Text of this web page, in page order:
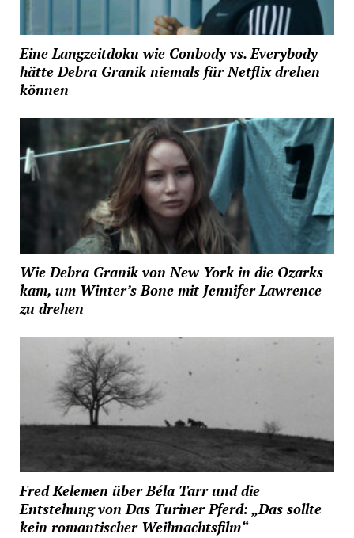
Eine Langzeitdoku wie Conbody vs. Everybody
hätte Debra Granik niemals für Netflix drehen
können
Wie Debra Granik von New York in die Ozarks
kam, um Winter’s Bone mit Jennifer Lawrence
zu drehen
Fred Kelemen über Béla Tarr und die
Entstehung von Das Turiner Pferd: „Das sollte
kein romantischer Weihnachtsfilm“